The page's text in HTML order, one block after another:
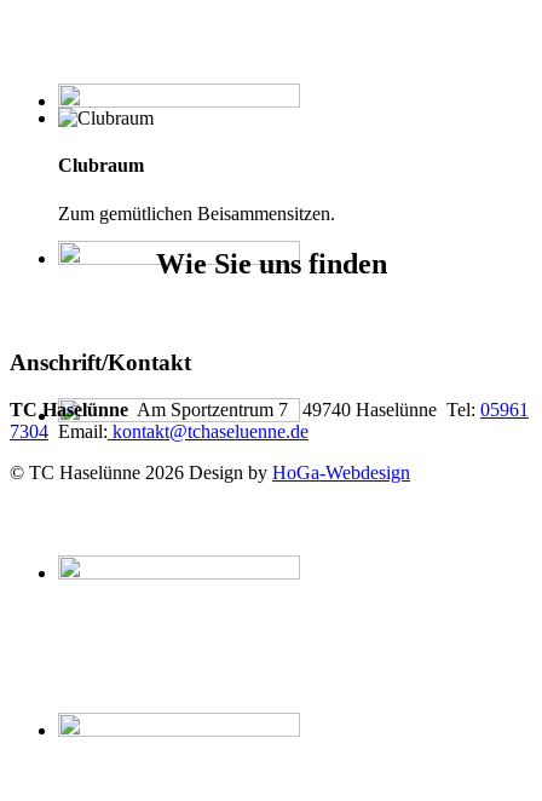
Clubraum
Zum gemütlichen Beisammensitzen.
Wie Sie uns finden
Anschrift/Kontakt
TC Haselünne Am Sportzentrum 7 49740 Haselünne Tel: 05961
7304 Email: kontakt@tchaseluenne.de
© TC Haselünne 2026 Design by HoGa-Webdesign